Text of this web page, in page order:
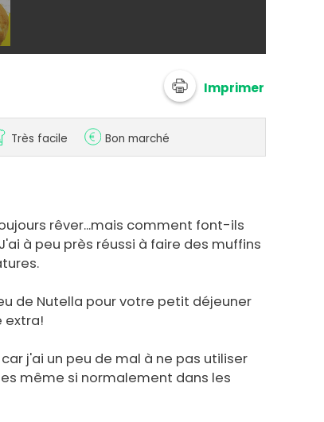
Imprimer
Très facile Bon marché
rêver...mais comment font-ils
à peu près réussi à faire des muffins
de Nutella pour votre petit déjeuner
extra!
j'ai un peu de mal à ne pas utiliser
même si normalement dans les